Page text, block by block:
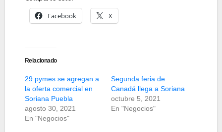
Facebook X
Relacionado
29 pymes se agregan a
la oferta comercial en
Soriana Puebla
agosto 30, 2021
En "Negocios"
Segunda feria de
Canadá llega a Soriana
octubre 5, 2021
En "Negocios"